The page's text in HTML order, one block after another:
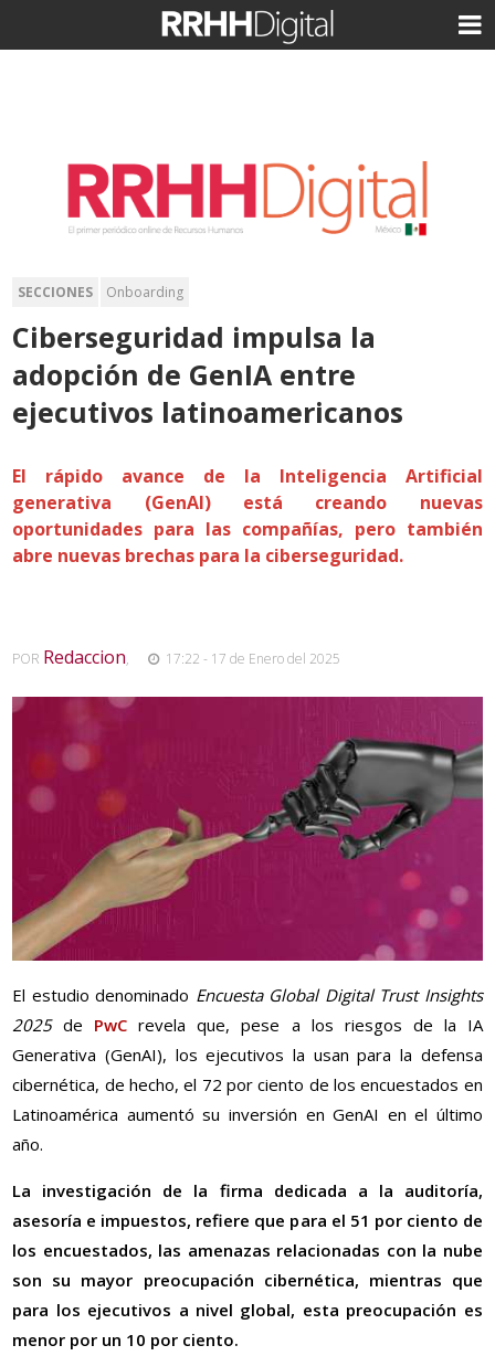
SECCIONES Onboarding
Ciberseguridad impulsa la
adopción de GenIA entre
ejecutivos latinoamericanos
El rápido avance de la Inteligencia Artificial
generativa (GenAI) está creando nuevas
oportunidades para las compañías, pero también
abre nuevas brechas para la ciberseguridad.
POR Redaccion, 17:22 - 17 de Enero del 2025
El estudio denominado Encuesta Global Digital Trust Insights
2025de PwC revela que, pese a los riesgos de la IA
Generativa (GenAI), los ejecutivos la usan para la defensa
cibernética, de hecho, el 72 por ciento de los encuestados en
Latinoamérica aumentó su inversión en GenAI en el último
año.
La investigación de la firma dedicada a la auditoría,
asesoría e impuestos, refiere que para el 51 por ciento de
los encuestados, las amenazas relacionadas con la nube
son su mayor preocupación cibernética, mientras que
para los ejecutivos a nivel global, esta preocupación es
menor por un 10 por ciento.